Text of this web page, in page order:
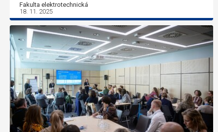
Fakulta elektrotechnická
18. 11. 2025